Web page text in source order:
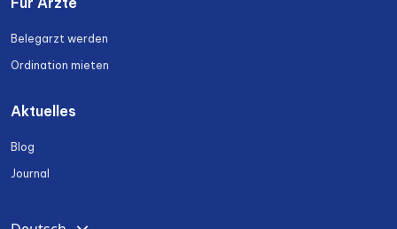
Belegarzt werden
Ordination mieten
Aktuelles
Blog
Journal